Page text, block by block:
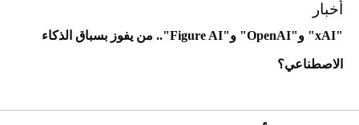
أحذية Mary Jane: ترف وأناقة للرجالأخبار
"xAI" و"OpenAI" و"Figure AI".. من يفوز بسباق الذكاء
الاصطناعي؟